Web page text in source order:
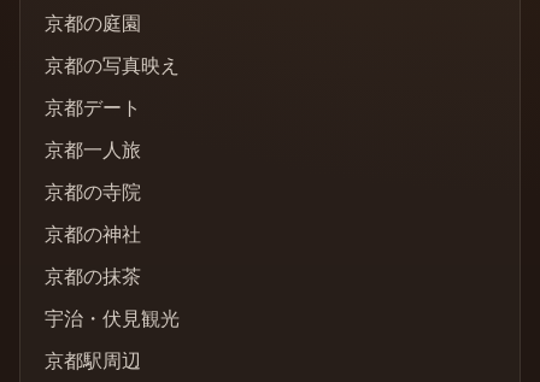
京都の庭園
京都の写真映え
京都デート
京都一人旅
京都の寺院
京都の神社
京都の抹茶
宇治・伏見観光
京都駅周辺